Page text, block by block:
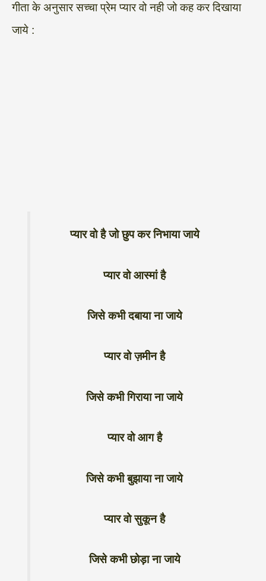
गीता के अनुसार सच्चा प्रेम प्यार वो नही जो कह कर दिखाया
जाये :
प्यार वो है जो छुप कर निभाया जाये
प्यार वो आस्मां है
जिसे कभी दबाया ना जाये
प्यार वो ज़मीन है
जिसे कभी गिराया ना जाये
प्यार वो आग है
जिसे कभी बुझाया ना जाये
प्यार वो सुकून है
जिसे कभी छोड़ा ना जाये